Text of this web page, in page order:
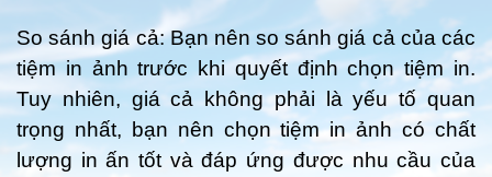
So sánh giá cả: Bạn nên so sánh giá cả của các
tiệm in ảnh trước khi quyết định chọn tiệm in.
Tuy nhiên, giá cả không phải là yếu tố quan
trọng nhất, bạn nên chọn tiệm in ảnh có chất
lượng in ấn tốt và đáp ứng được nhu cầu của